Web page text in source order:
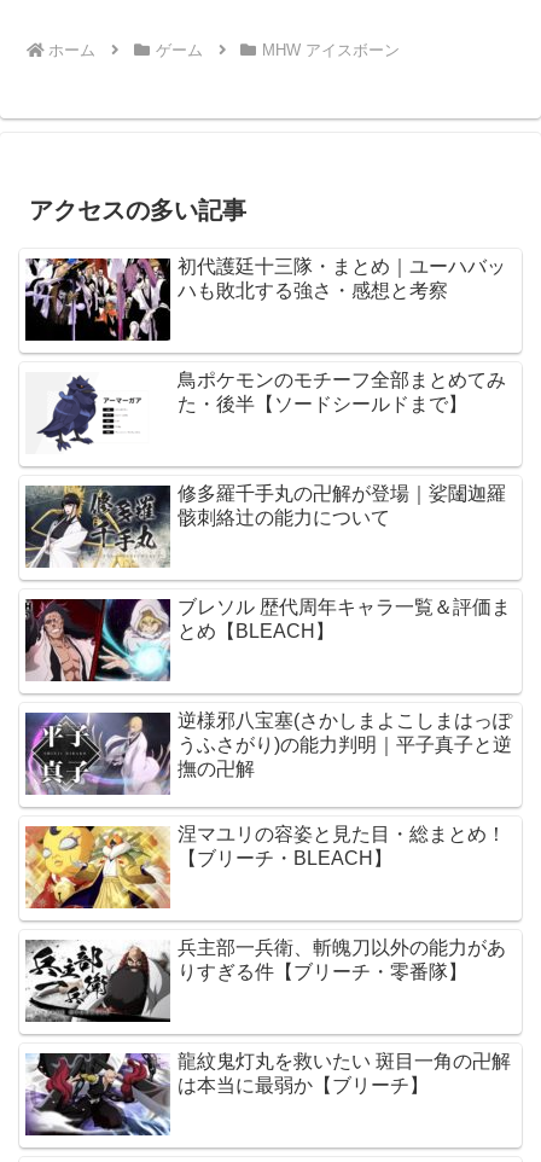
ホーム ゲーム MHW アイスボーン
アクセスの多い記事
初代護廷十三隊・まとめ｜ユーハバッ
ハも敗北する強さ・感想と考察
鳥ポケモンのモチーフ全部まとめてみ
た・後半【ソードシールドまで】
修多羅千手丸の卍解が登場｜娑闥迦羅
骸刺絡辻の能力について
ブレソル 歴代周年キャラ一覧＆評価ま
とめ【BLEACH】
逆様邪八宝塞(さかしまよこしまはっぽ
うふさがり)の能力判明｜平子真子と逆
撫の卍解
涅マユリの容姿と見た目・総まとめ！
【ブリーチ・BLEACH】
兵主部一兵衛、斬魄刀以外の能力があ
りすぎる件【ブリーチ・零番隊】
龍紋鬼灯丸を救いたい 斑目一角の卍解
は本当に最弱か【ブリーチ】